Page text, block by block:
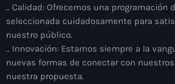
.. Calidad: Ofrecemos una programación
seleccionada cuidadosamente para
nuestro público.
.. Innovación: Estamos siempre a la
nuevas formas de conectar con
nuestra propuesta.